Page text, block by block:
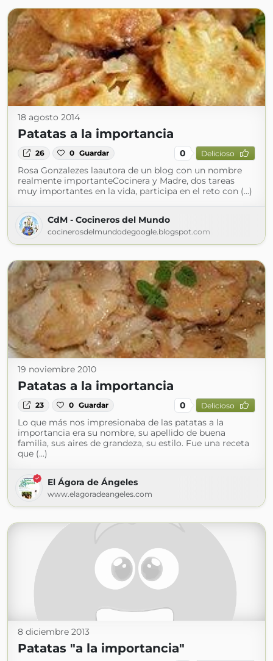
18 agosto 2014
Patatas a la importancia
26 0 Guardar 0 Delicioso
Rosa Gonzalezes laautora de un blog con un nombre
realmente importanteCocinera y Madre, dos tareas
muy importantes en la vida, participa en el reto con (...)
CdM - Cocineros del Mundo
cocinerosdelmundodegoogle.blogspot.com
19 noviembre 2010
Patatas a la importancia
23 0 Guardar 0 Delicioso
Lo que más nos impresionaba de las patatas a la
importancia era su nombre, su apellido de buena
familia, sus aires de grandeza, su estilo. Fue una receta
que (...)
El Ágora de Ángeles
www.elagoradeangeles.com
8 diciembre 2013
Patatas "a la importancia"